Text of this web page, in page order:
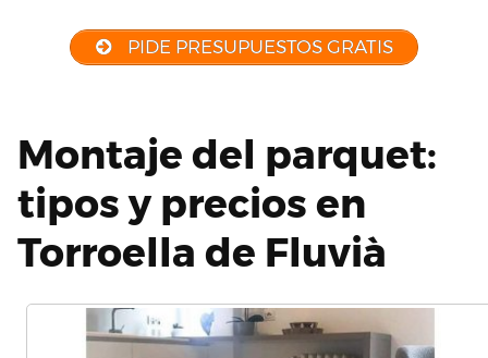
PIDE PRESUPUESTOS GRATIS
Montaje del parquet:
tipos y precios en
Torroella de Fluvià